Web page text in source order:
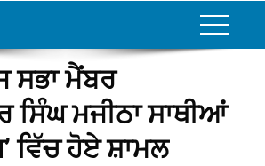
ਸਭਾ ਮੈਂਬਰ
ਸਿੰਘ ਮਜੀਠਾ ਸਾਥੀਆਂ
ਵਿੱਚ ਹੋਏ ਸ਼ਾਮਲ